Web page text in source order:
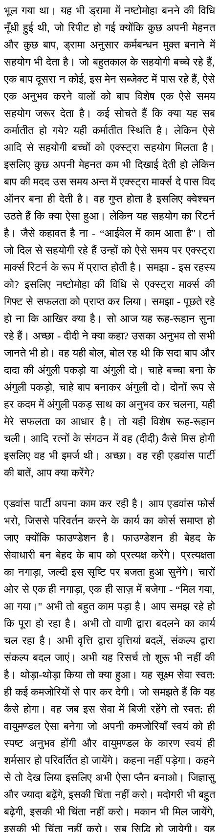
भूल गया था। यह भी ड्रामा में नष्टोमोहा बनने की विधि
नूँधी हुई थी, जो रिपीट हो गई क्योंकि कुछ अपनी मेहनत
और कुछ बाप, ड्रामा अनुसार कर्मबन्धन मुक्त बनाने में
सहयोग भी देता है। जो बहुतकाल के सहयोगी बच्चे रहे हैं,
एक बाप दूसरा न कोई, इस मेन सब्जेक्ट में पास रहे हैं, ऐसे
एक अनुभव करने वालों को बाप विशेष एक ऐसे समय
सहयोग जरूर देता है। कई सोचते हैं कि क्या यह सब
कर्मातीत हो गये? यही कर्मातीत स्थिति है। लेकिन ऐसे
आदि से सहयोगी बच्चों को एक्स्ट्रा सहयोग मिलता है।
इसलिए कुछ अपनी मेहनत कम भी दिखाई देती हो लेकिन
बाप की मदद उस समय अन्त में एक्स्ट्रा मार्क्स दे पास विद
ऑनर बना ही देती है। वह गुप्त होता है इसलिए क्वेश्चन
उठते हैं कि क्या ऐसा हुआ। लेकिन यह सहयोग का रिटर्न
है। जैसे कहावत है ना - “आईवेल में काम आता है''। तो
जो दिल से सहयोगी रहे हैं उन्हों को ऐसे समय पर एक्स्ट्रा
मार्क्स रिटर्न के रूप में प्राप्त होती है। समझा - इस रहस्य
को? इसलिए नष्टोमोहा की विधि से एक्स्ट्रा मार्क्स की
गिफ्ट से सफलता को प्राप्त कर लिया। समझा - पूछते रहे
हो ना कि आखिर क्या है। सो आज यह रूह-रूहान सुना
रहे हैं। अच्छा - दीदी ने क्या कहा? उसका अनुभव तो सभी
जानते भी हो। वह यही बोल, बोल रह थी कि सदा बाप और
दादा की अंगुली पकड़ो या अंगुली दो। चाहे बच्चा बना के
अंगुली पकड़ो, चाहे बाप बनाकर अंगुली दो। दोनों रूप से
हर कदम में अंगुली पकड़ साथ का अनुभव कर चलना, यही
मेरे सफलता का आधार है। तो यही विशेष रूह-रूहान
चली। आदि रत्नों के संगठन में वह (दीदी) कैसे मिस होगी
इसलिए वह भी इमर्ज थी। अच्छा। वह रही एडवांस पार्टी
की बातें, आप क्या करेंगे?
एडवांस पार्टी अपना काम कर रही है। आप एडवांस फोर्स
भरो, जिससे परिवर्तन करने के कार्य का कोर्स समाप्त हो
जाए क्योंकि फाउण्डेशन है। फाउण्डेशन ही बेहद के
सेवाधारी बन बेहद के बाप को प्रत्यक्ष करेंगे। प्रत्यक्षता
का नगाड़ा, जल्दी इस सृष्टि पर बजता हुआ सुनेंगे। चारों
ओर से एक ही नगाड़ा, एक ही साज़ में बजेगा - “मिल गया,
आ गया।'' अभी तो बहुत काम पड़ा है। आप समझ रहे हो
कि पूरा हो रहा है। अभी तो वाणी द्वारा बदलने का कार्य
चल रहा है। अभी वृत्ति द्वारा वृत्तियां बदलें, संकल्प द्वारा
संकल्प बदल जाएं। अभी यह रिसर्च तो शुरू भी नहीं की
है। थोड़ा-थोड़ा किया तो क्या हुआ। यह सूक्ष्म सेवा स्वत:
ही कई कमजोरियों से पार कर देगी। जो समझते हैं कि यह
कैसे होगा। वह जब इस सेवा में बिजी रहेंगे तो स्वत: ही
वायुमण्डल ऐसा बनेगा जो अपनी कमजोरियाँ स्वयं को ही
स्पष्ट अनुभव होंगी और वायुमण्डल के कारण स्वयं ही
शर्मसार हो परिवर्तित हो जायेंगे। कहना नहीं पड़ेगा। कहने
से तो देख लिया इसलिए अभी ऐसा प्लैन बनाओ। जिज्ञासु
और ज्यादा बढ़ेंगे, इसकी चिंता नहीं करो। मदोगरी भी बहुत
बढ़ेगी, इसकी भी चिंता नहीं करो। मकान भी मिल जायेंगे,
इसकी भी चिंता नहीं करो। सब सिद्धि हो जायेगी। यह